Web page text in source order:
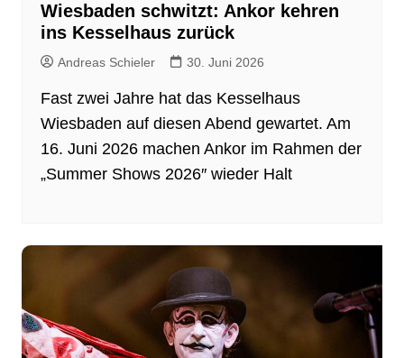
Wiesbaden schwitzt: Ankor kehren
ins Kesselhaus zurück
Andreas Schieler 30. Juni 2026
Fast zwei Jahre hat das Kesselhaus
Wiesbaden auf diesen Abend gewartet. Am
16. Juni 2026 machen Ankor im Rahmen der
„Summer Shows 2026″ wieder Halt